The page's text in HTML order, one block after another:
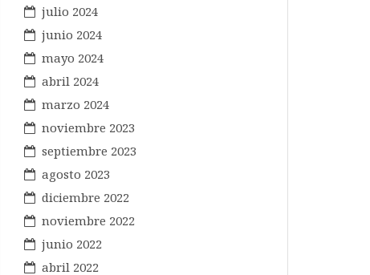
julio 2024
junio 2024
mayo 2024
abril 2024
marzo 2024
noviembre 2023
septiembre 2023
agosto 2023
diciembre 2022
noviembre 2022
junio 2022
abril 2022